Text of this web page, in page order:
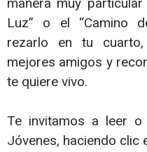
manera muy
Luz” o el “Camino
rezarlo en tu
mejores amigos y
te quiere vivo.
Te invitamos a leer
Jóvenes, haciendo clic